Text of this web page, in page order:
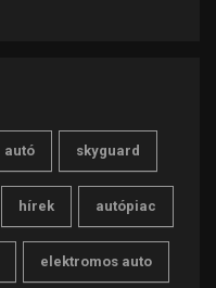
autó skyguard
hírek autópiac
elektromos auto